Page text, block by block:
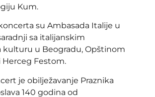
Kum.
su Ambasada Italije u
sa italijanskim
u Beogradu, Opštinom
Herceg Festom.
je obilježavanje Praznika
140 godina od